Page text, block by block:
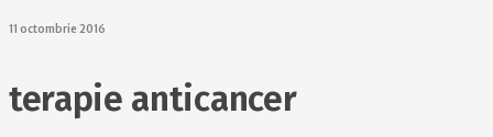
11 octombrie 2016
terapie anticancer